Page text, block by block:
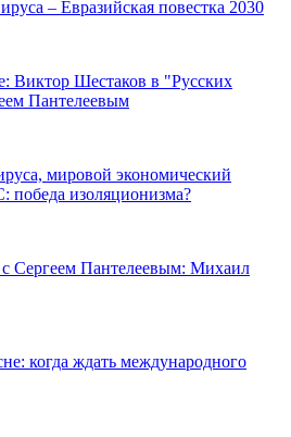
– Евразийская повестка 2030
Виктор Шестаков в "Русских
Пантелеевым
мировой экономический
изоляционизма?
с Сергеем Пантелеевым: Михаил
когда ждать международного